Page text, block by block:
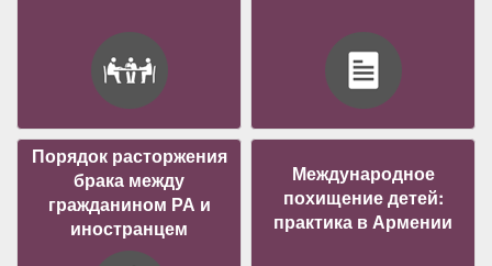
Порядок расторжения
брака между
гражданином РА и
иностранцем
Международное
похищение детей:
практика в Армении